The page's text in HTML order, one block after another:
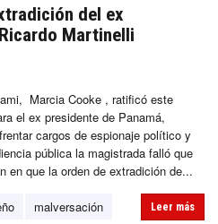
del ex
Martinelli
Marcia Cooke , ratificó este
el ex presidente de Panamá,
cargos de espionaje político y
pública la magistrada falló que
en que la orden de extradición de...
malversación
Leer más